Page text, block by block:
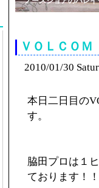
ＶＯＬＣＯ
2010/01/30
本日二日目の
す。
脇田プロは１
ております！！